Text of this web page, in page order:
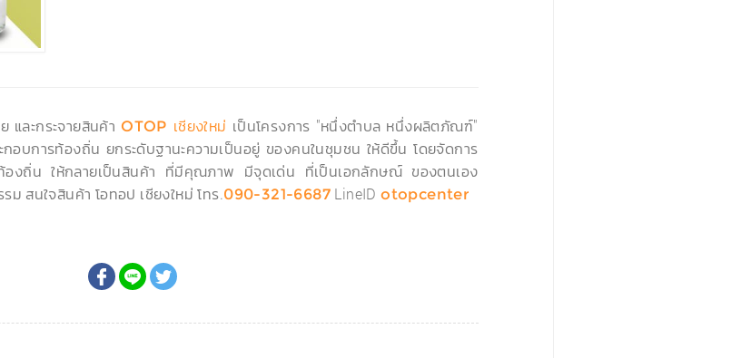
และกระจายสินค้า OTOP เชียงใหม่ เป็นโครงการ "หนึ่งตำบล หนึ่งผลิตภัณฑ์"
กอบการท้องถิ่น ยกระดับฐานะความเป็นอยู่ ของคนในชุมชน ให้ดีขึ้น โดยจัดการ
องถิ่น ให้กลายเป็นสินค้า ที่มีคุณภาพ มีจุดเด่น ที่เป็นเอกลักษณ์ ของตนเอง
สนใจสินค้า โอทอป เชียงใหม่ โทร.090-321-6687LineIDotopcenter